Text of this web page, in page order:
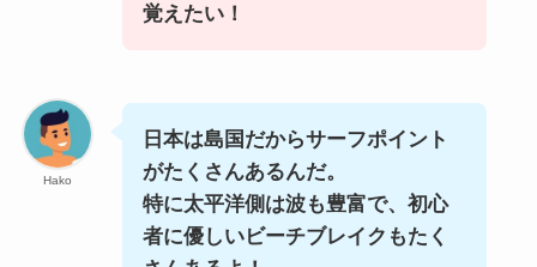
覚えたい！
Hako
日本は島国だからサーフポイント
がたくさんあるんだ。
特に太平洋側は波も豊富で、初心
者に優しいビーチブレイクもたく